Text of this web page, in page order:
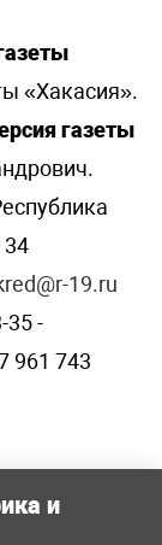
«Хакасия».
газеты
34
19.ru
35 -
961 743
и